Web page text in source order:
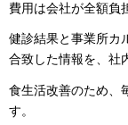
費用は会社が全額負
健診結果と事業所カ
合致した情報を、社
食生活改善のため、
す。